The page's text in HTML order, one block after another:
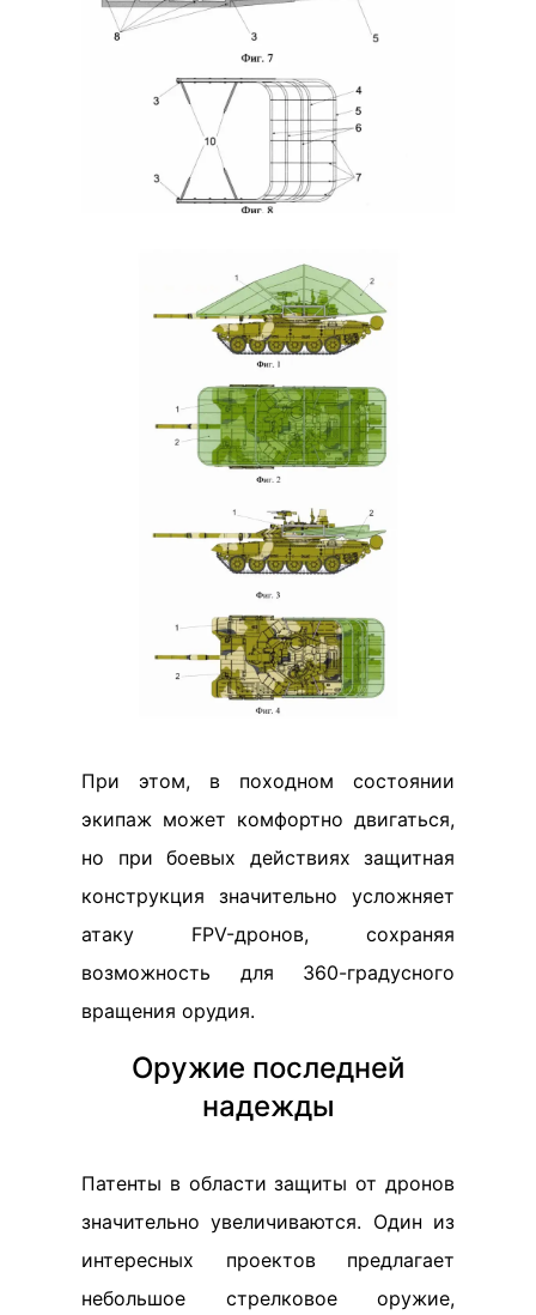
При этом, в походном состоянии
экипаж может комфортно двигаться,
но при боевых действиях защитная
конструкция значительно усложняет
атаку FPV-дронов, сохраняя
возможность для 360-градусного
вращения орудия.
Оружие последней
надежды
Патенты в области защиты от дронов
значительно увеличиваются. Один из
интересных проектов предлагает
небольшое стрелковое оружие,